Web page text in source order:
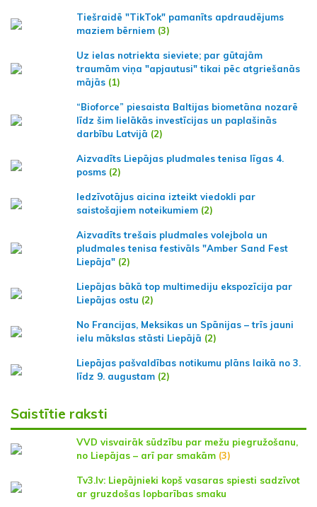
Tiešraidē "TikTok" pamanīts apdraudējums
maziem bērniem (3)
Uz ielas notriekta sieviete; par gūtajām
traumām viņa "apjautusi" tikai pēc atgriešanās
mājās (1)
“Bioforce” piesaista Baltijas biometāna nozarē
līdz šim lielākās investīcijas un paplašinās
darbību Latvijā (2)
Aizvadīts Liepājas pludmales tenisa līgas 4.
posms (2)
Iedzīvotājus aicina izteikt viedokli par
saistošajiem noteikumiem (2)
Aizvadīts trešais pludmales volejbola un
pludmales tenisa festivāls "Amber Sand Fest
Liepāja" (2)
Liepājas bākā top multimediju ekspozīcija par
Liepājas ostu (2)
No Francijas, Meksikas un Spānijas – trīs jauni
ielu mākslas stāsti Liepājā (2)
Liepājas pašvaldības notikumu plāns laikā no 3.
līdz 9. augustam (2)
Saistītie raksti
VVD visvairāk sūdzību par mežu piegružošanu,
no Liepājas – arī par smakām (3)
Tv3.lv: Liepājnieki kopš vasaras spiesti sadzīvot
ar gruzdošas lopbarības smaku